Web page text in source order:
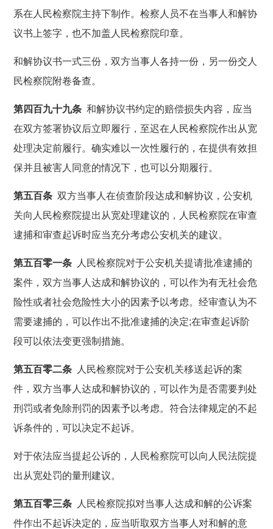
系在人民检察院主持下制作。检察人员不在当事人和解协
议书上签字，也不加盖人民检察院印章。
和解协议书一式三份，双方当事人各持一份，另一份交人
民检察院附卷备查。
第四百九十九条 和解协议书约定的赔偿损失内容，应当
在双方签署协议后立即履行，至迟在人民检察院作出从宽
处理决定前履行。确实难以一次性履行的，在提供有效担
保并且被害人同意的情况下，也可以分期履行。
第五百条 双方当事人在侦查阶段达成和解协议，公安机
关向人民检察院提出从宽处理建议的，人民检察院在审查
逮捕和审查起诉时应当充分考虑公安机关的建议。
第五百零一条 人民检察院对于公安机关提请批准逮捕的
案件，双方当事人达成和解协议的，可以作为有无社会危
险性或者社会危险性大小的因素予以考虑。经审查认为不
需要逮捕的，可以作出不批准逮捕的决定;在审查起诉阶
段可以依法变更强制措施。
第五百零二条 人民检察院对于公安机关移送起诉的案
件，双方当事人达成和解协议的，可以作为是否需要判处
刑罚或者免除刑罚的因素予以考虑。符合法律规定的不起
诉条件的，可以决定不起诉。
对于依法应当提起公诉的，人民检察院可以向人民法院提
出从宽处罚的量刑建议。
第五百零三条 人民检察院拟对当事人达成和解的公诉案
件作出不起诉决定的，应当听取双方当事人对和解的意